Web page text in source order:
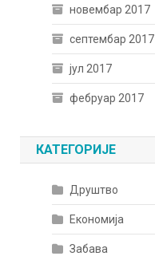
новембар 2017
септембар 2017
јул 2017
фебруар 2017
КАТЕГОРИЈЕ
Друштво
Економија
Забава